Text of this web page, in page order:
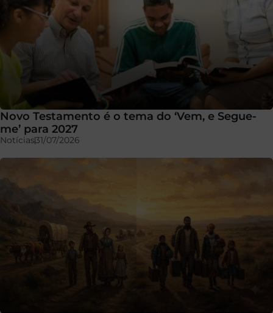
Novo Testamento é o tema do ‘Vem, e Segue-
me’ para 2027
Notícias31/07/2026